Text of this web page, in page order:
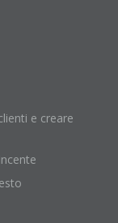
e creare